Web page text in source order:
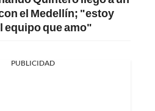
el Medellín; "estoy
equipo que amo"
PUBLICIDAD